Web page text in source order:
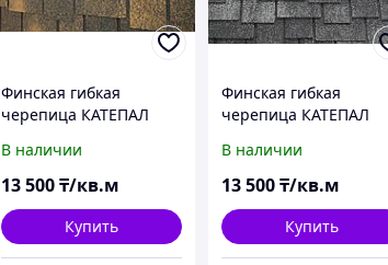
Финская гибкая
черепица КАТЕПАЛ
Черное золото (мягкая
кровля)
В наличии
13 500₸/кв.м
Купить
Финская гибкая
черепица КАТЕПАЛ
Серебристый коралл
(мягкая кровля)
В наличии
13 500₸/кв.м
Купить